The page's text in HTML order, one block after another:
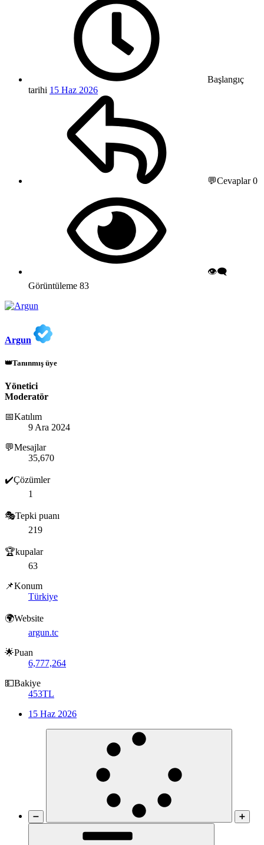
Başlangıç
tarihi 15 Haz 2026
💬Cevaplar0
👁️‍🗨️
Görüntüleme 83
Argun
👑Tanınmış üye
Yönetici
Moderatör
📅Katılım
9 Ara 2024
💬Mesajlar
35,670
✔️Çözümler
1
🎭Tepki puanı
219
🏆kupalar
63
📌Konum
Türkiye
🌍Website
argun.tc
🌟Puan
6,777,264
💵Bakiye
453TL
15 Haz 2026
➖ ➕